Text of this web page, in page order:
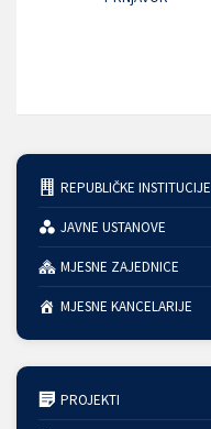
REPUBLIČKE INSTITUCIJE
JAVNE USTANOVE
MJESNE ZAJEDNICE
MJESNE KANCELARIJE
PROJEKTI